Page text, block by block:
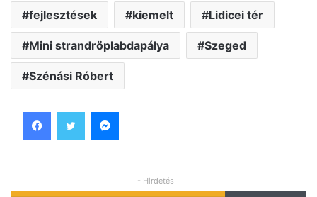
fejlesztések kiemelt Lidicei tér
Mini strandröplabdapálya Szeged
Szénási Róbert
- Hirdetés -